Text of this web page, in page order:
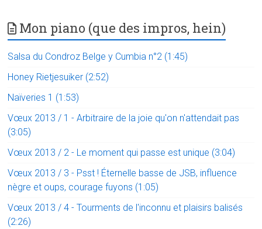
Mon piano (que des impros, hein)
Salsa du Condroz Belge y Cumbia n°2 (1:45)
Honey Rietjesuiker (2:52)
Naïveries 1 (1:53)
Vœux 2013 / 1 - Arbitraire de la joie qu'on n'attendait pas
(3:05)
Vœux 2013 / 2 - Le moment qui passe est unique (3:04)
Vœux 2013 / 3 - Psst ! Éternelle basse de JSB, influence
nègre et oups, courage fuyons (1:05)
Vœux 2013 / 4 - Tourments de l'inconnu et plaisirs balisés
(2:26)